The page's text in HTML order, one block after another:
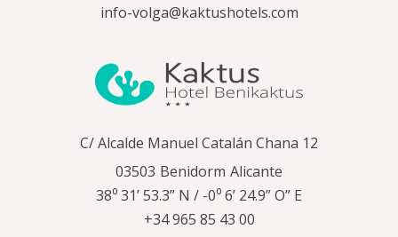
info-volga@kaktushotels.com
C/ Alcalde Manuel Catalán Chana 12
03503 Benidorm Alicante
38⁰ 31’ 53.3” N / -0⁰ 6’ 24.9” O” E
+34 965 85 43 00